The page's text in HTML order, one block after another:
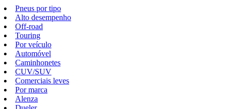
Pneus por tipo
Alto desempenho
Off-road
Touring
Por veículo
Automóvel
Caminhonetes
CUV/SUV
Comerciais leves
Por marca
Alenza